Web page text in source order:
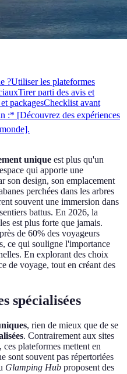
?Utiliser les plateformes
Tirer parti des avis et
packagesChecklist avant
:* [Découvrez des expériences
unique est plus qu'un
qui apporte une
son design, son emplacement
perchées dans les arbres
souvent une immersion dans
battus. En 2026, la
est plus forte que jamais.
de 60% des voyageurs
ce qui souligne l'importance
En explorant des choix
de voyage, tout en créant des
spécialisées
, rien de mieux que de se
. Contrairement aux sites
plateformes mettent en
sont souvent pas répertoriées
Glamping Hub proposent des